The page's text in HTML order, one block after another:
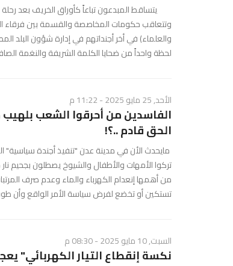
يتساقط المبدعون تباعاً كأوراق الخريف بعد
وتتعاقب حكومات المخاصصة والقسمة بين فرقاء
والعلماء) في أخر أجنداتهم في إدارة شؤون البلد
لحظة واحداً من ضحايا الكلمة الشريفة والنغمة
الأحد, 25 مايو 2025 - 11:22 م
الفاسدين من أحرقوا الشعب
الحق قادم ..؟!
مايحدث الأن في مدينة عدن "تنفيذ أجندة
تركوا الأمهات والأطفال والشيوخ يصطلون بجحيم
من أهمها إنعدام الكهرباء والماء وعدم صرف
تستكين أو تخضع لفرض سياسة الأمر الواقع وأن
السبت, 10 مايو 2025 - 08:30 م
نكسة إنقطاع التيار الكهربائي"